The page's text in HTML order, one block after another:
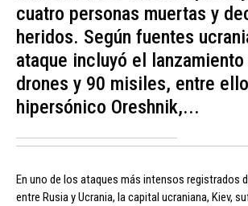
cuatro personas muertas y
heridos. Según fuentes
ataque incluyó el
drones y 90 misiles, entre
hipersónico Oreshnik,...
En uno de los ataques más intensos registrados
entre Rusia y Ucrania, la capital ucraniana, Kiev,